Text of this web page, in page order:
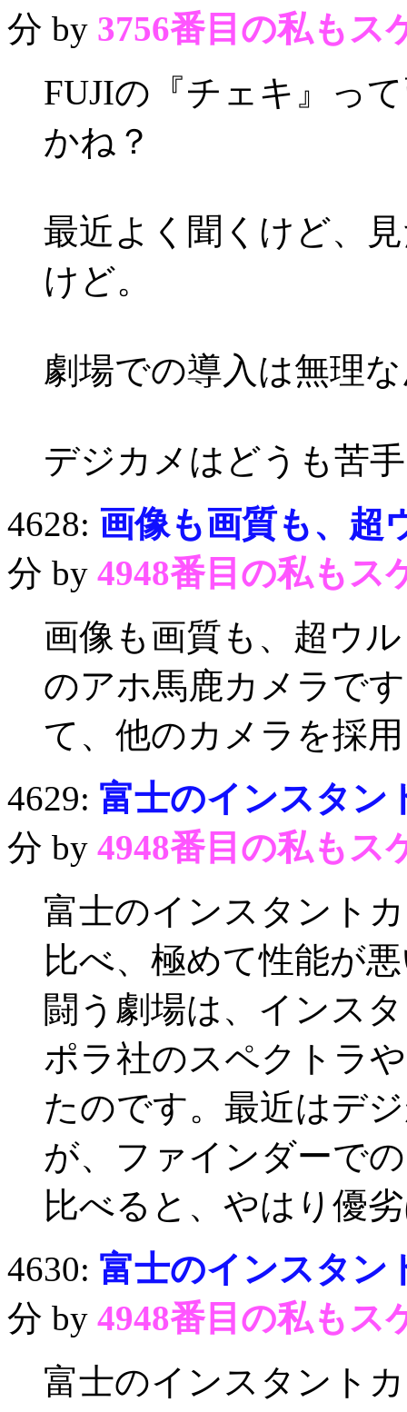
分 by 3756番目の私もス
FUJIの『チェキ』っ
かね？
最近よく聞くけど、
けど。
劇場での導入は無理
デジカメはどうも苦
4628: 画像も画質も、超
分 by 4948番目の私もス
画像も画質も、超ウ
のアホ馬鹿カメラで
て、他のカメラを採
4629: 富士のインスタン
分 by 4948番目の私もス
富士のインスタント
比べ、極めて性能が
闘う劇場は、インス
ポラ社のスペクトラ
たのです。最近はデ
が、ファインダーで
比べると、やはり優
4630: 富士のインスタン
分 by 4948番目の私もス
富士のインスタント